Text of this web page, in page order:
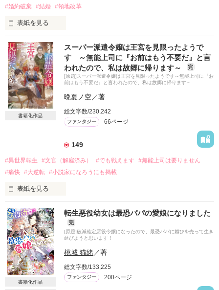
お人形のように可愛いらしい見た目とは裏腹に
ギル・レイヴン公爵
サラサラとした綺麗な黒髪に綺麗な青色の瞳
あまりにも整った顔は女性たちを引き寄せる
社交界で圧倒的人気を誇っていた
表では甘いマスクを被る彼の裏は……
空から降ってきたリリィに恋したギルは
そうだ！男装執事として生きていこう！
【修行してきます。私は元気です。】
だけど……配属されたのはレイヴン公爵家だった
「その瞳の色……」
「！！！」
鋭いギルに男装がバレそうなリリィ
ピンチを救ってくれた傭兵にキスされ、二人はひとときの恋に
落ちる。
彼はいったい誰なの？　そして、リゼットの家族の運命を決め
る、花嫁試験の行方は――？
＼Berry's Cafeラブファンタジー特別連載③／
水島忍さんの『皇帝陛下の花嫁公募』連載中、本棚登録＆ファ
ン登録をしてくれた人の中から抽選で10名様に図書カード500
円分をプレゼント！応募締め切りは2018年10月11日(木)まで!!
＼2018年11月10日ベリーズ文庫から発売決定！／
書籍化に伴い、2018年10月31日13：00に試し読みとなる予定
作品を読む
#婚約破棄 #結婚 #領地改革
表紙を見る
搾取され続ける人生からさようなら！
辺境の地に優秀な人たちが集まり、領地改革が始まる！
作品を読む
書籍化作品
スーパー派遣令嬢は王宮を見限ったようで
す ～無能上司に『お前はもう不要だ』と言
われたので、私は故郷に帰ります～
完
[原題]スーパー派遣令嬢は王宮を見限ったようです～無能上司に『お
前はもう不要だ』と言われたので、私は故郷に帰ります～
晩夏ノ空／著
総文字数/230,242
ファンタジー 66ページ
149
#異世界転生 #文官（解雇済み） #でも戦えます
#無能上司は要りません
#痛快 #大逆転 #小説家になろうにも掲載
表紙を見る
「今日をもって、君を解雇する」
（……は？）
王宮勤めの有期雇用者、クリスティン・アンガーミュラーは、
ある日突然上司から解雇を言い渡された。
どう考えても理不尽な理由。引継ぎの猶予すらない当日解雇。
お前の仕事は私が引き継ごう、と上司に自信満々に言い放たれ
たクリスティンは──
（それじゃあ、何とかしてもらいましょうか）
すっぱりきっぱり、王宮を見限ることにした。
書籍化作品
転生悪役幼女は最恐パパの愛娘になりました
完
[原題]破滅確定悪役令嬢になったので、最恐パパに媚びを売って生き
延びようと思います！
桃城 猫緒／著
総文字数/133,225
ファンタジー 200ページ